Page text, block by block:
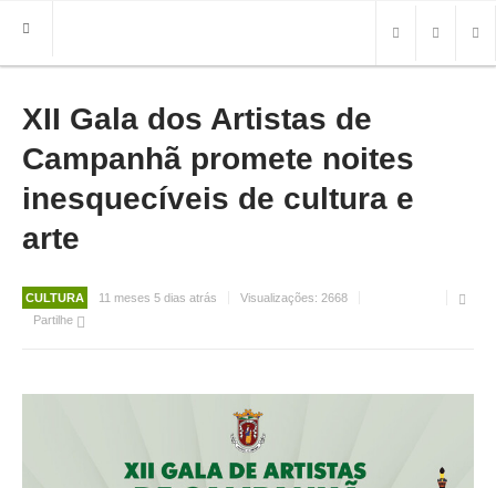
HOME
FREGUESIA
INFO
HISTÓRIA
TRANSPORTES
IMPRENSA
XII Gala dos Artistas de
Campanhã promete noites
inesquecíveis de cultura e
arte
CULTURA 11 meses 5 dias atrás Visualizações: 2668
Partilhe